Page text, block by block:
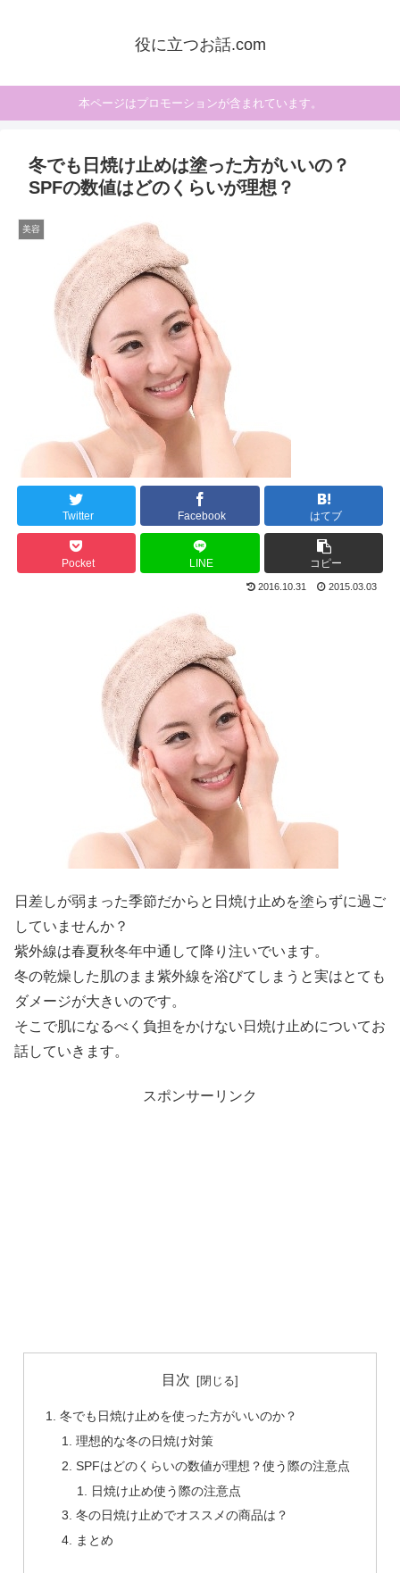
役に立つお話.com
本ページはプロモーションが含まれています。
冬でも日焼け止めは塗った方がいいの？
SPFの数値はどのくらいが理想？
美容
Twitter Facebook はてブ
Pocket LINE コピー
2016.10.31 2015.03.03
日差しが弱まった季節だからと日焼け止めを塗らずに過ご
していませんか？
紫外線は春夏秋冬年中通して降り注いでいます。
冬の乾燥した肌のまま紫外線を浴びてしまうと実はとても
ダメージが大きいのです。
そこで肌になるべく負担をかけない日焼け止めについてお
話していきます。
スポンサーリンク
目次
冬でも日焼け止めを使った方がいいのか？
理想的な冬の日焼け対策
SPFはどのくらいの数値が理想？使う際の注意点
日焼け止め使う際の注意点
冬の日焼け止めでオススメの商品は？
まとめ